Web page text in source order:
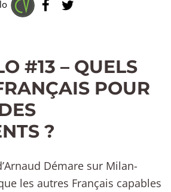
#13 – QUELS
POUR
?
Démare sur Milan-
les autres Français capables